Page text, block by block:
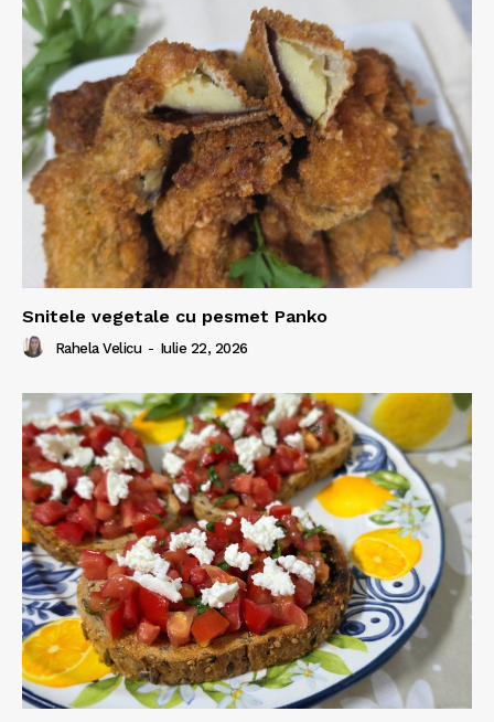
Snitele vegetale cu pesmet Panko
Rahela Velicu - Iulie 22, 2026